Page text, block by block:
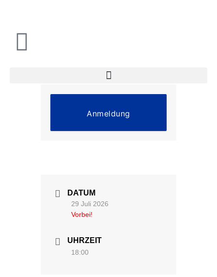
Anmeldung
DATUM
29 Juli 2026
Vorbei!
UHRZEIT
18:00